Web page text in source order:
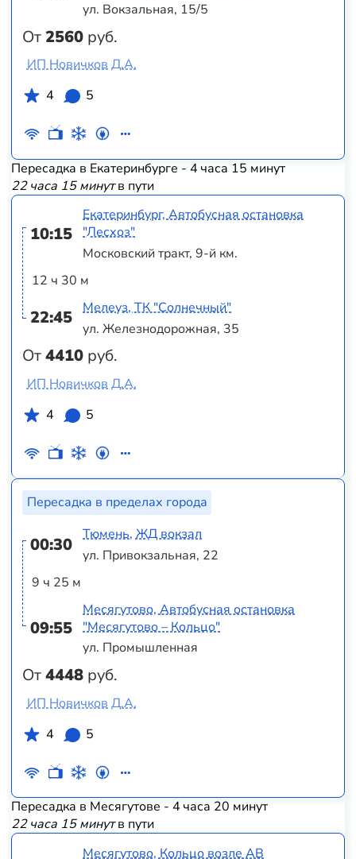
От2560 руб.
ул. Вокзальная, 15/5
ИП Новичков Д.А.
4
5
Пересадка в Екатеринбурге - 4 часа 15 минут
22 часа 15 минутв пути
10:15
12 ч 30 м
22:45
От4410 руб.
Екатеринбург, Автобусная остановка
"Лесхоз"
Московский тракт, 9-й км.
Мелеуз, ТК "Солнечный"
ул. Железнодорожная, 35
ИП Новичков Д.А.
4
5
Пересадка в пределах города
00:30
9 ч 25 м
09:55
От4448 руб.
Тюмень, ЖД вокзал
ул. Привокзальная, 22
Месягутово, Автобусная остановка
"Месягутово – Кольцо"
ул. Промышленная
ИП Новичков Д.А.
4
5
Пересадка в Месягутове - 4 часа 20 минут
22 часа 15 минутв пути
Месягутово, Кольцо возле АВ